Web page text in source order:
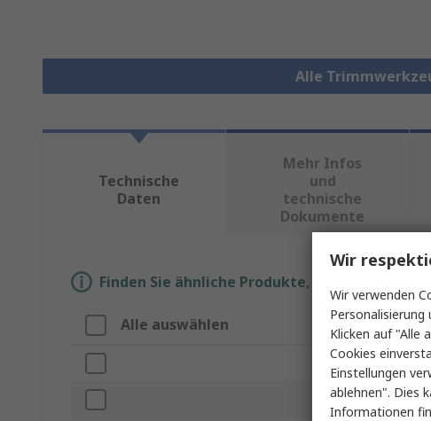
Alle
Technische
Daten
Mehr Infos
und
technische
Dokumente
Finden Sie ähnliche Produkte, indem Sie ein
Alle auswählen Eigenschaft
Marke
Produkt Typ
Wir
Wir verwenden
Klicken auf "Alle
Cookies
Einstellungen
ablehnen". Dies
Informationen